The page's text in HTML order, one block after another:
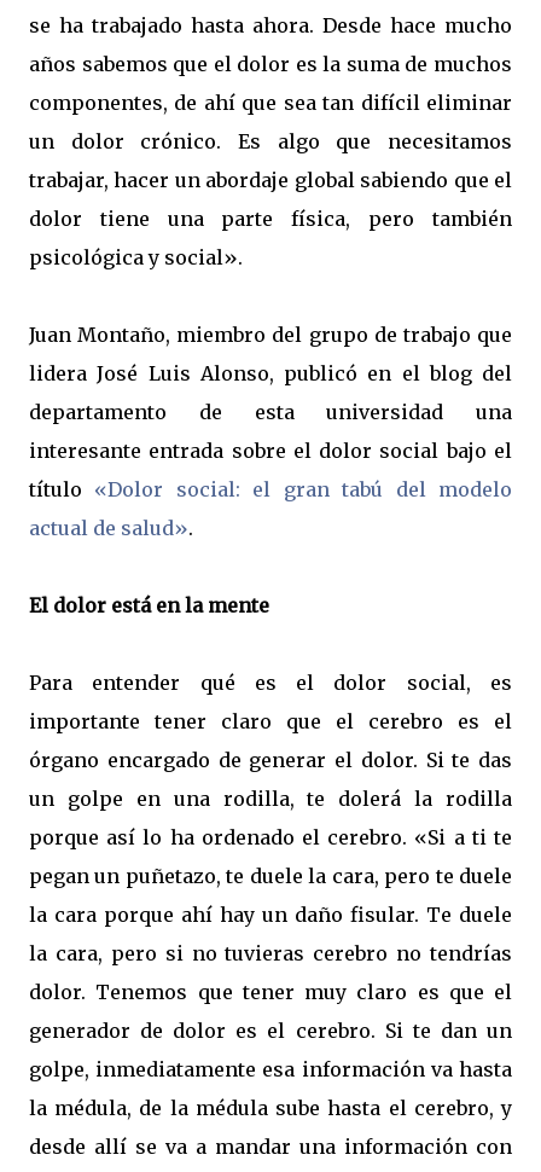
se ha trabajado hasta ahora. Desde hace mucho
años sabemos que el dolor es la suma de muchos
componentes, de ahí que sea tan difícil eliminar
un dolor crónico. Es algo que necesitamos
trabajar, hacer un abordaje global sabiendo que el
dolor tiene una parte física, pero también
psicológica y social».
Juan Montaño, miembro del grupo de trabajo que
lidera José Luis Alonso, publicó en el blog del
departamento de esta universidad una
interesante entrada sobre el dolor social bajo el
título «Dolor social: el gran tabú del modelo
actual de salud».
El dolor está en la mente
Para entender qué es el dolor social, es
importante tener claro que el cerebro es el
órgano encargado de generar el dolor. Si te das
un golpe en una rodilla, te dolerá la rodilla
porque así lo ha ordenado el cerebro. «Si a ti te
pegan un puñetazo, te duele la cara, pero te duele
la cara porque ahí hay un daño fisular. Te duele
la cara, pero si no tuvieras cerebro no tendrías
dolor. Tenemos que tener muy claro es que el
generador de dolor es el cerebro. Si te dan un
golpe, inmediatamente esa información va hasta
la médula, de la médula sube hasta el cerebro, y
desde allí se va a mandar una información con